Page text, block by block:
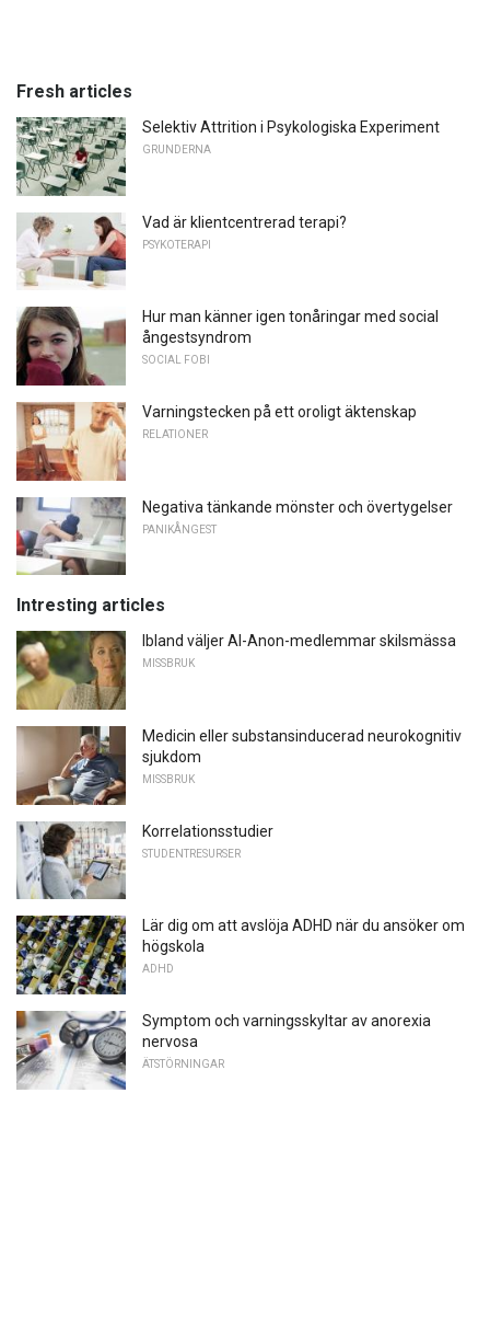
Fresh articles
Selektiv Attrition i Psykologiska Experiment
GRUNDERNA
Vad är klientcentrerad terapi?
PSYKOTERAPI
Hur man känner igen tonåringar med social
ångestsyndrom
SOCIAL FOBI
Varningstecken på ett oroligt äktenskap
RELATIONER
Negativa tänkande mönster och övertygelser
PANIKÅNGEST
Intresting articles
Ibland väljer Al-Anon-medlemmar skilsmässa
MISSBRUK
Medicin eller substansinducerad neurokognitiv
sjukdom
MISSBRUK
Korrelationsstudier
STUDENTRESURSER
Lär dig om att avslöja ADHD när du ansöker om
högskola
ADHD
Symptom och varningsskyltar av anorexia
nervosa
ÄTSTÖRNINGAR